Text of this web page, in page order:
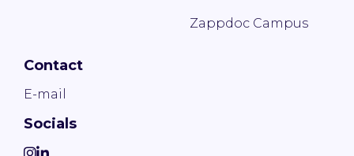
Zappdoc Campus
Contact
E-mail
Socials